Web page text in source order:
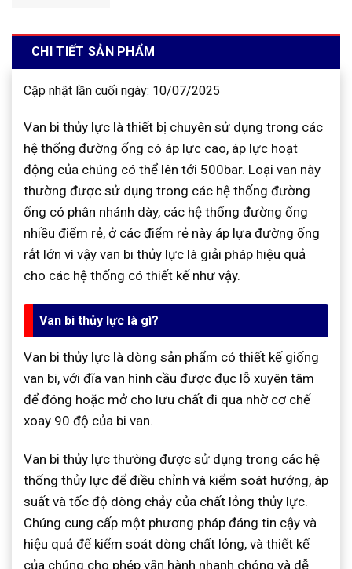
CHI TIẾT SẢN PHẨM
Cập nhật lần cuối ngày: 10/07/2025
Van bi thủy lực là thiết bị chuyên sử dụng trong các
hệ thống đường ống có áp lực cao, áp lực hoạt
động của chúng có thể lên tới 500bar. Loại van này
thường được sử dụng trong các hệ thống đường
ống có phân nhánh dày, các hệ thống đường ống
nhiều điểm rẻ, ở các điểm rẻ này áp lựa đường ống
rắt lớn vì vậy van bi thủy lực là giải pháp hiệu quả
cho các hệ thống có thiết kế như vậy.
Van bi thủy lực là gì?
Van bi thủy lực là dòng sản phẩm có thiết kế giống
van bi, với đĩa van hình cầu được đục lỗ xuyên tâm
để đóng hoặc mở cho lưu chất đi qua nhờ cơ chế
xoay 90 độ của bi van.
Van bi thủy lực thường được sử dụng trong các hệ
thống thủy lực để điều chỉnh và kiểm soát hướng, áp
suất và tốc độ dòng chảy của chất lỏng thủy lực.
Chúng cung cấp một phương pháp đáng tin cậy và
hiệu quả để kiểm soát dòng chất lỏng, và thiết kế
của chúng cho phép vận hành nhanh chóng và dễ